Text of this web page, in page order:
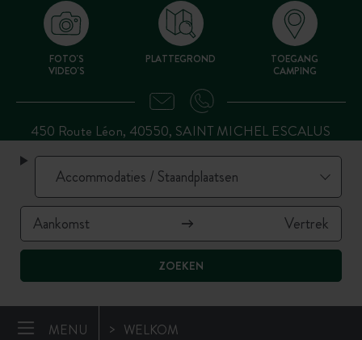
ZOEKEN
FOTO'S
VIDEO'S
PLATTEGROND
TOEGANG
CAMPING
450 Route Léon, 40550, SAINT MICHEL ESCALUS
MENU WELKOM